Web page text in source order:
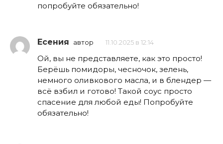
попробуйте обязательно!
Есения автор 11.10.2025 в 12:14
Ой, вы не представляете, как это просто!
Берёшь помидоры, чесночок, зелень,
немного оливкового масла, и в блендер —
всё взбил и готово! Такой соус просто
спасение для любой еды! Попробуйте
обязательно!